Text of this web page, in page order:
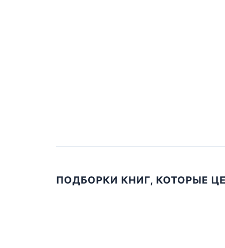
ПОДБОРКИ КНИГ, КОТОРЫЕ